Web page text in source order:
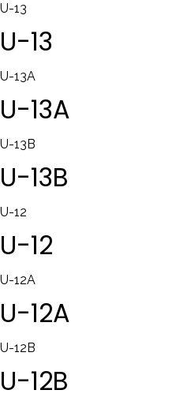
U-13
U-13
U-13A
U-13A
U-13B
U-13B
U-12
U-12
U-12A
U-12A
U-12B
U-12B